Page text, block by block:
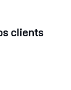
clients